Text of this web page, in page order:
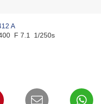
F 7.1 1/250s